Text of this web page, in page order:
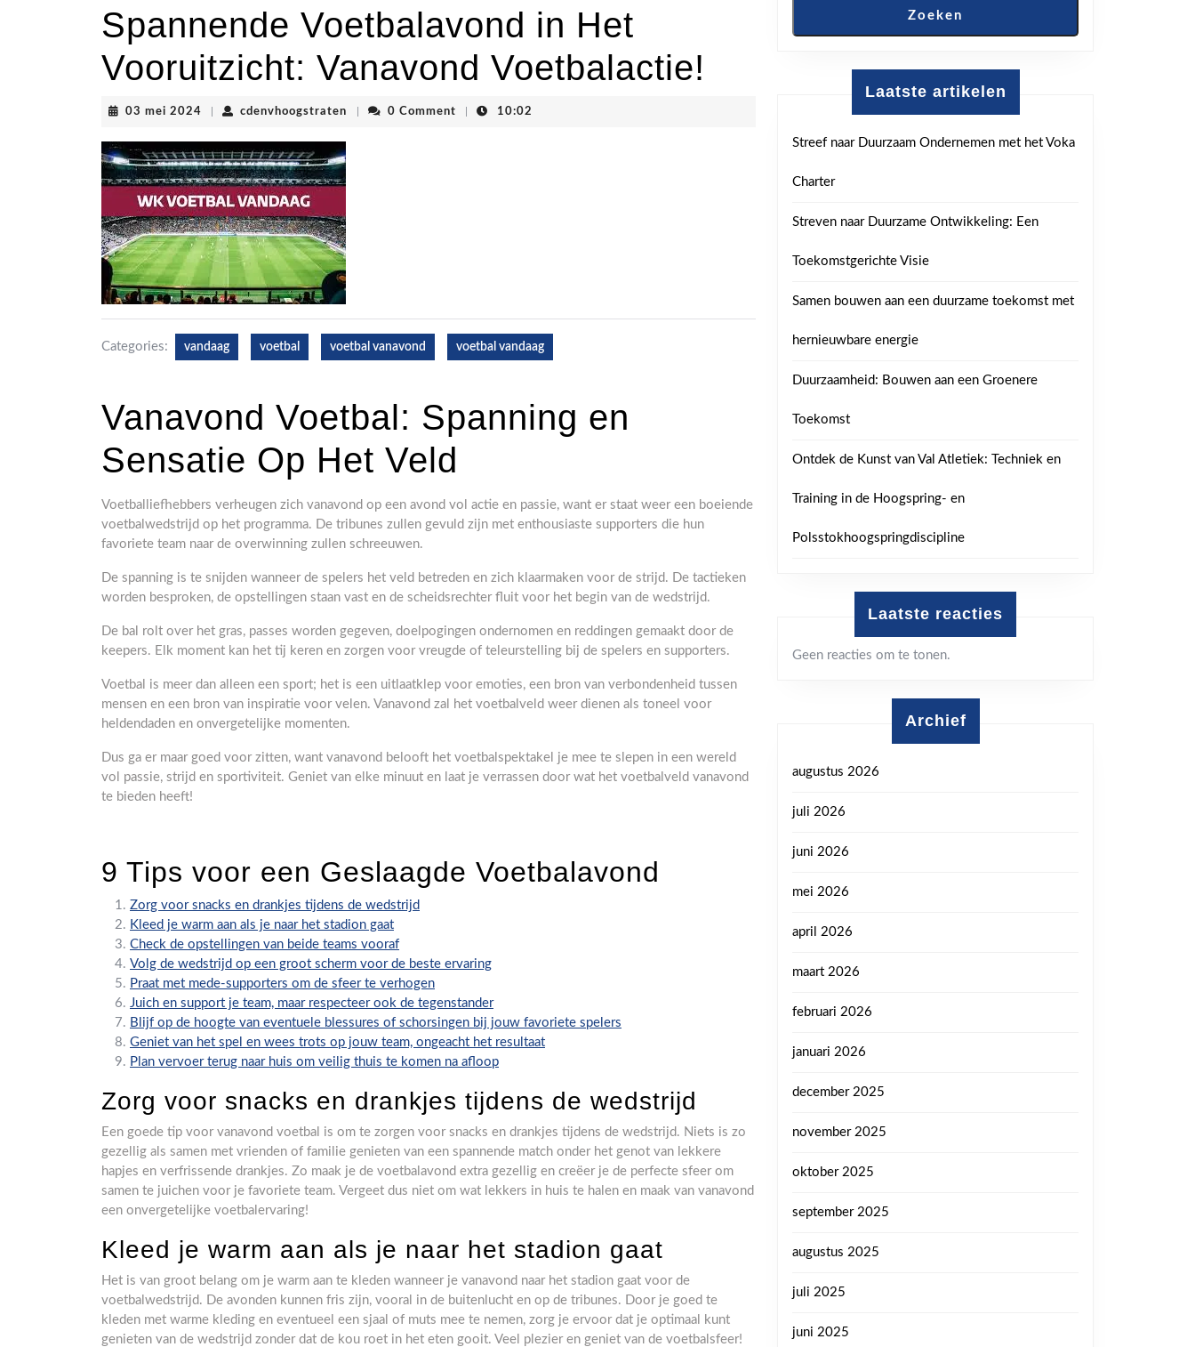
Spannende Voetbalavond in Het
Vooruitzicht: Vanavond Voetbalactie!
03 mei 2024 03
2024
cdenvhoogstraten cdenvhoogstraten
0 Comment 10:02
Categories: vandaag voetbal voetbal vanavond voetbal vandaag
Vanavond Voetbal: Spanning en
Sensatie Op Het Veld
Voetballiefhebbers verheugen zich vanavond op een avond vol actie en passie, want er staat weer een boeiende
voetbalwedstrijd op het programma. De tribunes zullen gevuld zijn met enthousiaste supporters die hun
favoriete team naar de overwinning zullen schreeuwen.
De spanning is te snijden wanneer de spelers het veld betreden en zich klaarmaken voor de strijd. De tactieken
worden besproken, de opstellingen staan vast en de scheidsrechter fluit voor het begin van de wedstrijd.
De bal rolt over het gras, passes worden gegeven, doelpogingen ondernomen en reddingen gemaakt door de
keepers. Elk moment kan het tij keren en zorgen voor vreugde of teleurstelling bij de spelers en supporters.
Voetbal is meer dan alleen een sport; het is een uitlaatklep voor emoties, een bron van verbondenheid tussen
mensen en een bron van inspiratie voor velen. Vanavond zal het voetbalveld weer dienen als toneel voor
heldendaden en onvergetelijke momenten.
Dus ga er maar goed voor zitten, want vanavond belooft het voetbalspektakel je mee te slepen in een wereld
vol passie, strijd en sportiviteit. Geniet van elke minuut en laat je verrassen door wat het voetbalveld vanavond
te bieden heeft!
9 Tips voor een Geslaagde Voetbalavond
Zorg voor snacks en drankjes tijdens de wedstrijd
Kleed je warm aan als je naar het stadion gaat
Check de opstellingen van beide teams vooraf
Volg de wedstrijd op een groot scherm voor de beste ervaring
Praat met mede-supporters om de sfeer te verhogen
Juich en support je team, maar respecteer ook de tegenstander
Blijf op de hoogte van eventuele blessures of schorsingen bij jouw favoriete spelers
Geniet van het spel en wees trots op jouw team, ongeacht het resultaat
Plan vervoer terug naar huis om veilig thuis te komen na afloop
Zorg voor snacks en drankjes tijdens de wedstrijd
Een goede tip voor vanavond voetbal is om te zorgen voor snacks en drankjes tijdens de wedstrijd. Niets is zo
gezellig als samen met vrienden of familie genieten van een spannende match onder het genot van lekkere
hapjes en verfrissende drankjes. Zo maak je de voetbalavond extra gezellig en creëer je de perfecte sfeer om
samen te juichen voor je favoriete team. Vergeet dus niet om wat lekkers in huis te halen en maak van vanavond
een onvergetelijke voetbalervaring!
Kleed je warm aan als je naar het stadion gaat
Het is van groot belang om je warm aan te kleden wanneer je vanavond naar het stadion gaat voor de
voetbalwedstrijd. De avonden kunnen fris zijn, vooral in de buitenlucht en op de tribunes. Door je goed te
kleden met warme kleding en eventueel een sjaal of muts mee te nemen, zorg je ervoor dat je optimaal kunt
genieten van de wedstrijd zonder dat de kou roet in het eten gooit. Veel plezier en geniet van de voetbalsfeer!
Zoeken
Laatste artikelen
Streef naar Duurzaam Ondernemen met het Voka
Charter
Streven naar Duurzame Ontwikkeling: Een
Toekomstgerichte Visie
Samen bouwen aan een duurzame toekomst met
hernieuwbare energie
Duurzaamheid: Bouwen aan een Groenere
Toekomst
Ontdek de Kunst van Val Atletiek: Techniek en
Training in de Hoogspring- en
Polsstokhoogspringdiscipline
Laatste reacties
Geen reacties om te tonen.
Archief
augustus 2026
juli 2026
juni 2026
mei 2026
april 2026
maart 2026
februari 2026
januari 2026
december 2025
november 2025
oktober 2025
september 2025
augustus 2025
juli 2025
juni 2025